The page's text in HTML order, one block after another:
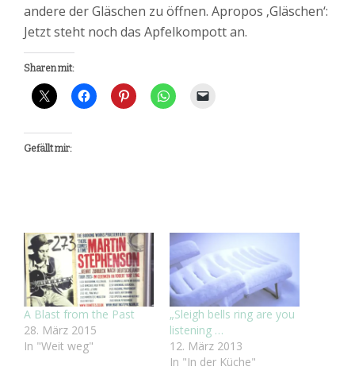
andere der Gläschen zu öffnen. Apropos ‚Gläschen‘:
Jetzt steht noch das Apfelkompott an.
Sharen mit:
Gefällt mir:
A Blast from the Past
28. März 2015
In "Weit weg"
„Sleigh bells ring are you
listening …
12. März 2013
In "In der Küche"